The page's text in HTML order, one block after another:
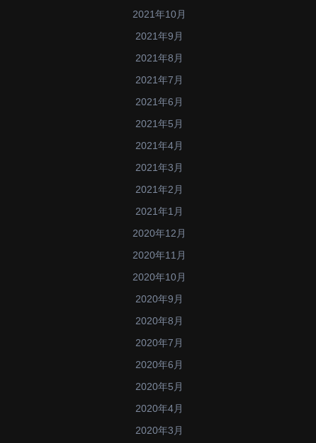
2021年10月
2021年9月
2021年8月
2021年7月
2021年6月
2021年5月
2021年4月
2021年3月
2021年2月
2021年1月
2020年12月
2020年11月
2020年10月
2020年9月
2020年8月
2020年7月
2020年6月
2020年5月
2020年4月
2020年3月